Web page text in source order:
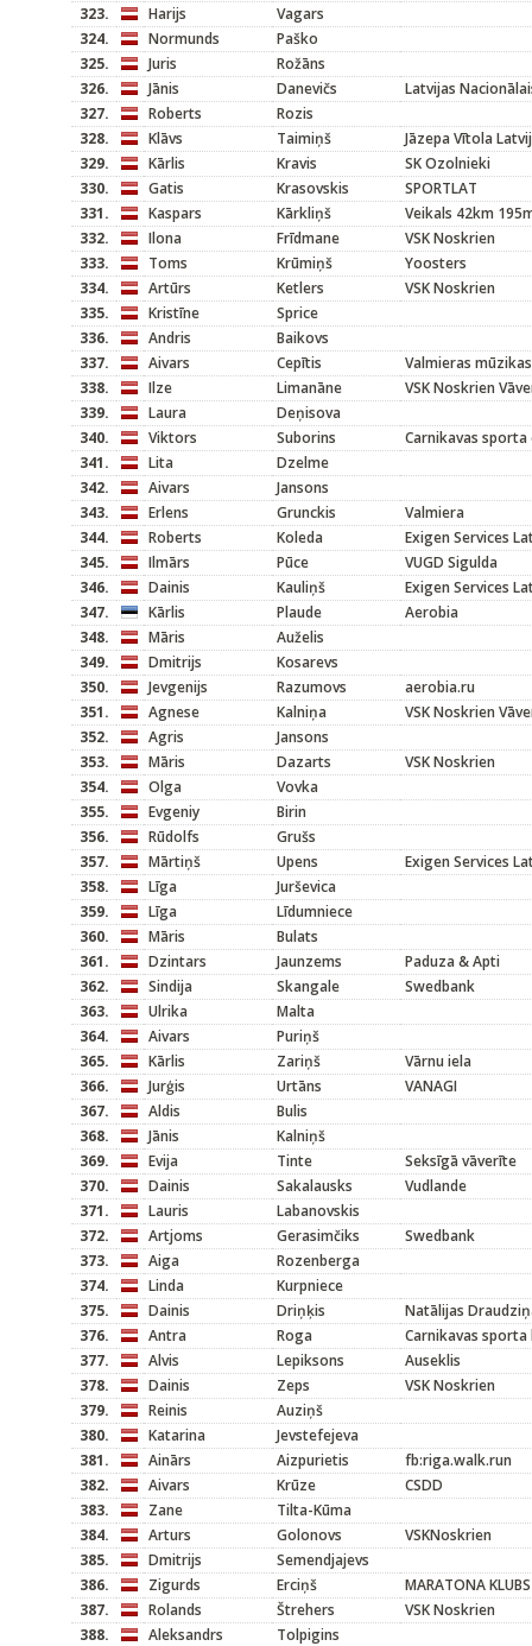
323. Harijs
Vagars
324.
Normunds
Paško
325.
Juris
Rožāns
326.
Jānis Danevičs
Latvijas
327.
Roberts
Rozis
328.
Klāvs Taimiņš
Jāzepa Vītola
329.
Kārlis Kravis
SK Ozolnieki
330.
Gatis Krasovskis
SPORTLAT
331.
Kaspars Kārkliņš
Veikals 42km
332.
Ilona Frīdmane
VSK Noskrien
333.
Toms Krūmiņš
Yoosters
334.
Artūrs Ketlers
VSK Noskrien
335.
Kristīne
Sprice
336.
Andris
Baikovs
337.
Aivars Cepītis
Valmieras
338.
Ilze Limanāne
VSK Noskrien
339.
Laura
Deņisova
340.
Viktors Suborins
Carnikavas sporta
341.
Lita
Dzelme
342.
Aivars
Jansons
343.
Erlens Grunckis
Valmiera
344.
Roberts Koleda
Exigen Services
345.
Ilmārs Pūce
VUGD Sigulda
346.
Dainis Kauliņš
Exigen Services
347.
Kārlis Plaude
Aerobia
348.
Māris
Auželis
349.
Dmitrijs
Kosarevs
350.
Jevgenijs Razumovs
aerobia.ru
351.
Agnese Kalniņa
VSK Noskrien
352.
Agris
Jansons
353.
Māris Dazarts
VSK Noskrien
354.
Olga
Vovka
355.
Evgeniy
Birin
356.
Rūdolfs
Grušs
357.
Mārtiņš Upens
Exigen Services
358.
Līga
Jurševica
359.
Līga
Līdumniece
360.
Māris
Bulats
361.
Dzintars Jaunzems
Paduza & Apti
362.
Sindija Skangale
Swedbank
363.
Ulrika
Malta
364.
Aivars
Puriņš
365.
Kārlis Zariņš
Vārnu iela
366.
Jurģis Urtāns
VANAGI
367.
Aldis
Bulis
368.
Jānis
Kalniņš
369.
Evija Tinte
Seksīgā vāverīte
370.
Dainis Sakalausks
Vudlande
371.
Lauris
Labanovskis
372.
Artjoms Gerasimčiks
Swedbank
373.
Aiga
Rozenberga
374.
Linda
Kurpniece
375.
Dainis Driņķis
Natālijas
376.
Antra Roga
Carnikavas sporta
377.
Alvis Lepiksons
Auseklis
378.
Dainis Zeps
VSK Noskrien
379.
Reinis
Auziņš
380.
Katarina
Jevstefejeva
381.
Ainārs Aizpurietis
fb:riga.walk.run
382.
Aivars Krūze
CSDD
383.
Zane
Tilta-Kūma
384.
Arturs Golonovs
VSKNoskrien
385.
Dmitrijs
Semendjajevs
386.
Zigurds Erciņš
MARATONA KLUBS
387.
Rolands Štrehers
VSK Noskrien
388.
Aleksandrs
Tolpigins